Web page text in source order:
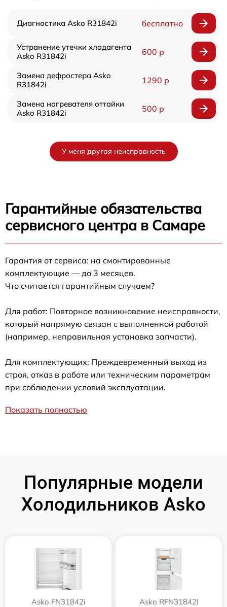
Диагностика Asko R31842i бесплатно
Устранение утечки хладагента
Asko R31842i
600 р
Замена дефростера Asko
R31842i
1290 р
Замена нагревателя оттайки
Asko R31842i
500 р
У меня другая неисправность
Гарантийные обязательства
сервисного центра в Самаре
Гарантия от сервиса: на смонтированные
комплектующие — до 3 месяцев.
Что считается гарантийным случаем?
Для работ: Повторное возникновение неисправности,
который напрямую связан с выполненной работой
(например, неправильная установка запчасти).
Для комплектующих: Преждевременный выход из
строя, отказ в работе или техническим параметрам
при соблюдении условий эксплуатации.
Показать полностью
Популярные модели
Холодильников Asko
Asko FN31842i Asko RFN31842I